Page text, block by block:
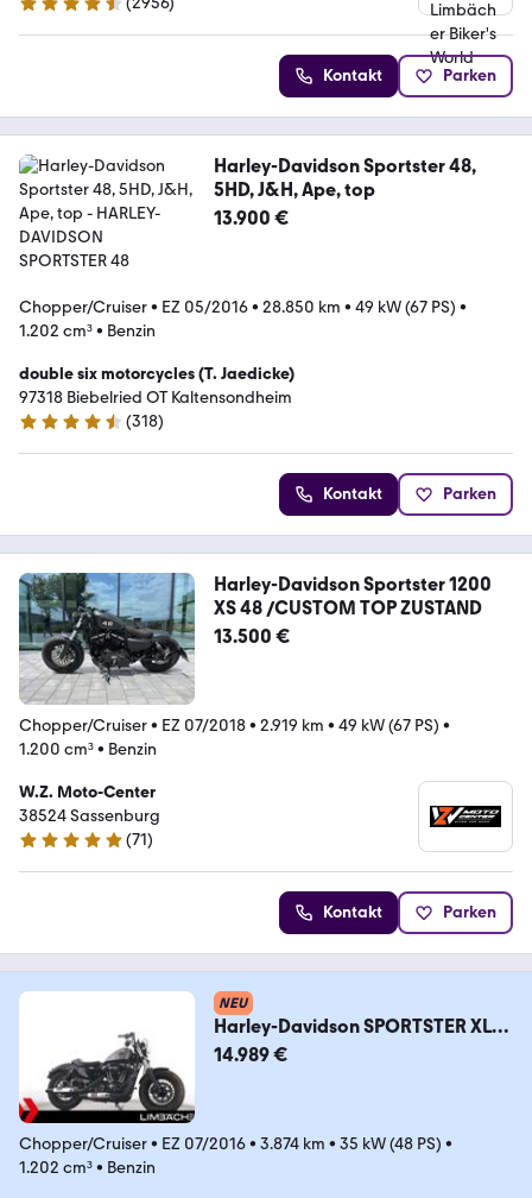
4.7 Sterne
Kontakt Parken
Harley-Davidson Sportster 48,
5HD, J&H, Ape, top
13.900 €
Chopper/Cruiser• EZ 05/2016• 28.850 km • 49 kW (67 PS) •
1.202 cm³• Benzin
double six motorcycles (T. Jaedicke)
97318 Biebelried OT Kaltensondheim
4.7 Sterne
(318)
Kontakt Parken
Harley-Davidson Sportster 1200
XS 48 /CUSTOM TOP ZUSTAND
13.500 €
Chopper/Cruiser• EZ 07/2018• 2.919 km • 49 kW (67 PS) •
1.200 cm³• Benzin
W.Z. Moto-Center
38524 Sassenburg
4.8 Sterne
(71)
Kontakt Parken
NEU
Harley-Davidson SPORTSTER XL
1200 48 FORTY EIGHT, 35KW!
14.989 €
Chopper/Cruiser• EZ 07/2016• 3.874 km • 35 kW (48 PS) •
1.202 cm³• Benzin